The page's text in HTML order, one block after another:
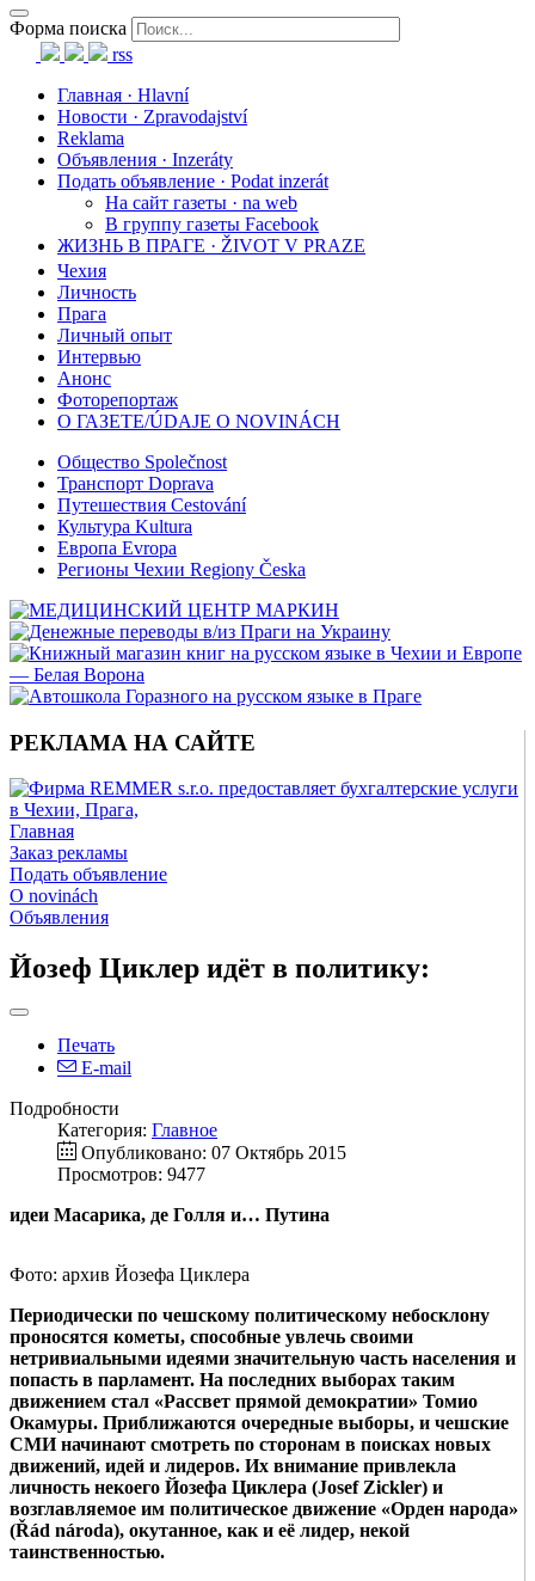
Форма поиска
rss
Главная · Hlavní
Новости · Zpravodajství
Reklama
Объявления · Inzeráty
Подать объявление · Podat inzerát
На сайт газеты · na web
В группу газеты Facebook
ЖИЗНЬ В ПРАГЕ · ŽIVOT V PRAZE
Чехия
Личность
Прага
Личный опыт
Интервью
Анонс
Фоторепортаж
О ГАЗЕТЕ/ÚDAJE O NOVINÁCH
Общество Společnost
Транспорт Doprava
Путешествия Cestování
Культура Kultura
Европа Evropa
Регионы Чехии Regiony Česka
РЕКЛАМА НА САЙТЕ
Главная
Заказ рекламы
Подать объявление
O novinách
Объявления
Йозеф Циклер идёт в политику:
Печать
E-mail
Подробности
Категория: Главное
Опубликовано: 07 Октябрь 2015
Просмотров: 9477
идеи Масарика, де Голля и… Путина
Фото: архив Йозефа Циклера
Периодически по чешскому политическому небосклону
проносятся кометы, способные увлечь своими
нетривиальными идеями значительную часть населения и
попасть в парламент. На последних выборах таким
движением стал «Рассвет прямой демократии» Томио
Окамуры. Приближаются очередные выборы, и чешские
СМИ начинают смотреть по сторонам в поисках новых
движений, идей и лидеров. Их внимание привлекла
личность некоего Йозефа Циклера (Josef Zickler) и
возглавляемое им политическое движение «Орден народа»
(Řád národa), окутанное, как и её лидер, некой
таинственностью.